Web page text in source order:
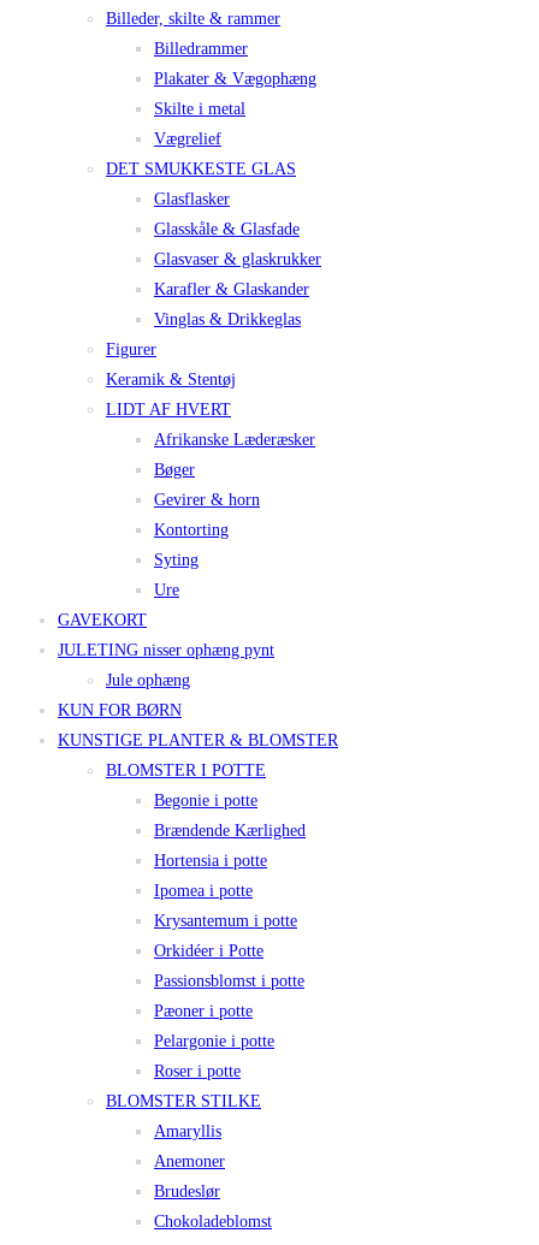
Billeder, skilte & rammer
Billedrammer
Plakater & Vægophæng
Skilte i metal
Vægrelief
DET SMUKKESTE GLAS
Glasflasker
Glasskåle & Glasfade
Glasvaser & glaskrukker
Karafler & Glaskander
Vinglas & Drikkeglas
Figurer
Keramik & Stentøj
LIDT AF HVERT
Afrikanske Læderæsker
Bøger
Gevirer & horn
Kontorting
Syting
Ure
GAVEKORT
JULETING nisser ophæng pynt
Jule ophæng
KUN FOR BØRN
KUNSTIGE PLANTER & BLOMSTER
BLOMSTER I POTTE
Begonie i potte
Brændende Kærlighed
Hortensia i potte
Ipomea i potte
Krysantemum i potte
Orkidéer i Potte
Passionsblomst i potte
Pæoner i potte
Pelargonie i potte
Roser i potte
BLOMSTER STILKE
Amaryllis
Anemoner
Brudeslør
Chokoladeblomst